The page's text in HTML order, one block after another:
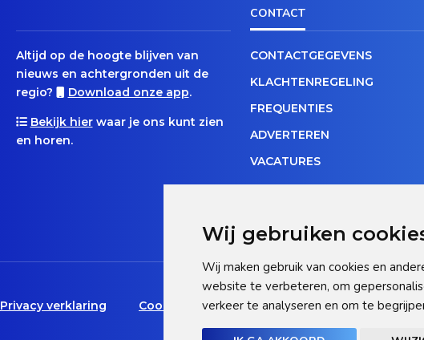
Wij gebruiken
Wij maken gebruik van cookies en
website te verbeteren, om
verkeer te analyseren en om te
Altijd op de hoogte blijven van
nieuws en achtergronden uit de
regio?
Download onze app.
Bekijk hierwaar je ons kunt zien
en horen.
CONTACT
CONTACTGEGEVENS
KLACHTENREGELING
FREQUENTIES
ADVERTEREN
VACATURES
Privacy verklaring Cookie statement Pas hier uw cookie-